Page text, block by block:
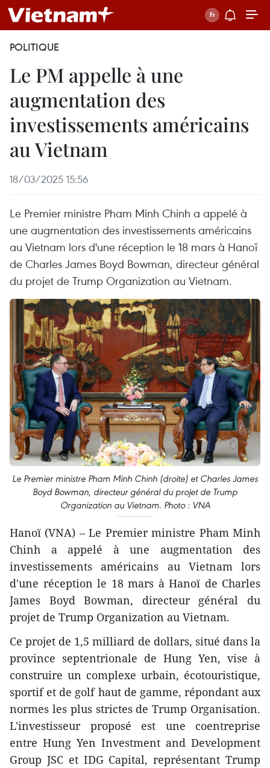
POLITIQUE
Le PM appelle à une
augmentation des
investissements américains
au Vietnam
18/03/2025 15:56
Le Premier ministre Pham Minh Chinh a appelé à
une augmentation des investissements américains
au Vietnam lors d'une réception le 18 mars à Hanoï
de Charles James Boyd Bowman, directeur général
du projet de Trump Organization au Vietnam.
Le Premier ministre Pham Minh Chinh (droite) et Charles James
Boyd Bowman, directeur général du projet de Trump
Organization au Vietnam. Photo : VNA
Hanoï (VNA) – Le Premier ministre Pham Minh
Chinh a appelé à une augmentation des
investissements américains au Vietnam lors
d'une réception le 18 mars à Hanoï de Charles
James Boyd Bowman, directeur général du
projet de Trump Organization au Vietnam.
Ce projet de 1,5 milliard de dollars, situé dans la
province septentrionale de Hung Yen, vise à
construire un complexe urbain, écotouristique,
sportif et de golf haut de gamme, répondant aux
normes les plus strictes de Trump Organisation.
L'investisseur proposé est une coentreprise
entre Hung Yen Investment and Development
Group JSC et IDG Capital, représentant Trump